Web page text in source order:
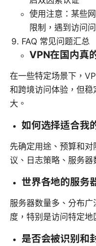
使用注意：某些
限制，遇到访问
FAQ 常见问题汇总
VPN在国内真
在一些特定场景下，
和跨境访问体验，但
大。
如何选择适合我
先确定用途、预算和
议、日志策略、服务器
世界各地的服务
服务器数量多、分布
度，特别是访问特定地
是否会被识别和